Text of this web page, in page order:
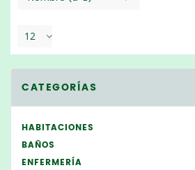
12
CATEGORÍAS
HABITACIONES
BAÑOS
ENFERMERÍA